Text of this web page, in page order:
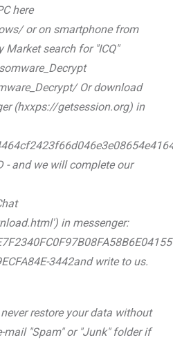
here
or on smartphone from
Market search for "ICQ"
Or download
(hxxps://getsession.org) in
- and we will complete our
in messenger:
3442and write to us.
restore your data without
mail "Spam" or "Junk" folder if